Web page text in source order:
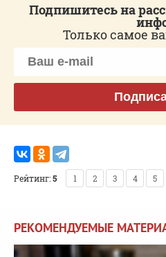
Подпишитесь на
Только самое
Рейтинг:5 1 2 3 4 5
РЕКОМЕНДУЕМЫЕ